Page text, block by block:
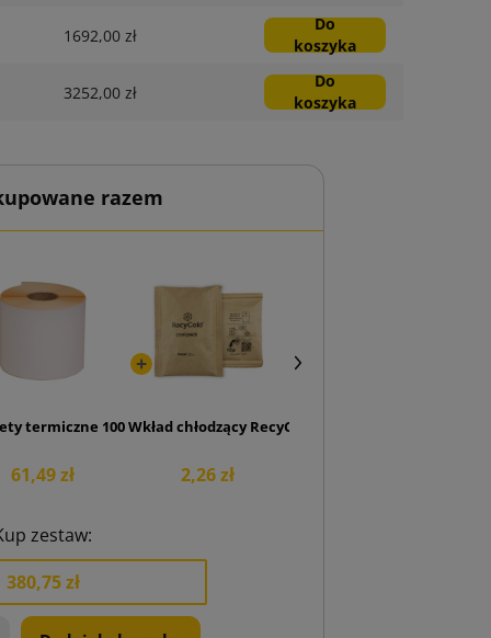
1692,00 zł
Do
koszyka
3252,00 zł
Do
koszyka
razem
termiczne 100x150 rolka 500 szt.
61,49 zł
Wkład chłodzący RecyCold 100g
2,26 zł
zestaw:
380,75 zł